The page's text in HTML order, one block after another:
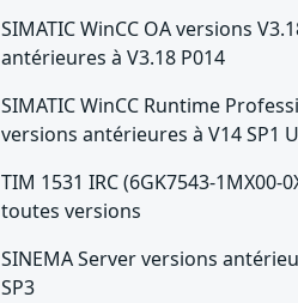
SIMATIC WinCC OA versions
antérieures à V3.18 P014
SIMATIC WinCC Runtime
versions antérieures à V14 SP1
TIM 1531 IRC (6GK7543-1MX00-
toutes versions
SINEMA Server versions
SP3